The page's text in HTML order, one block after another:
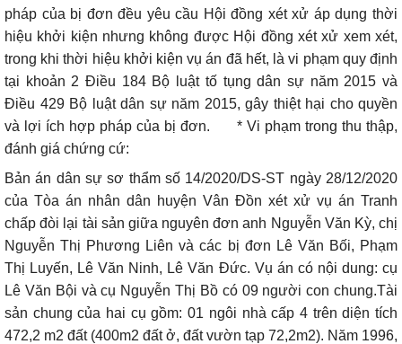
pháp của bị đơn đều yêu cầu Hội đồng xét xử áp dụng thời
hiệu khởi kiện nhưng không được Hội đồng xét xử xem xét,
trong khi thời hiệu khởi kiện vụ án đã hết, là vi phạm quy định
tại khoản 2 Điều 184 Bộ luật tố tụng dân sự năm 2015 và
Điều 429 Bộ luật dân sự năm 2015, gây thiệt hại cho quyền
và lợi ích hợp pháp của bị đơn.
* Vi phạm trong thu thập,
đánh giá chứng cứ:
Bản án dân sự sơ thẩm số 14/2020/DS-ST ngày 28/12/2020
của Tòa án nhân dân huyện Vân Đồn xét xử vụ án Tranh
chấp đòi lại tài sản giữa nguyên đơn anh Nguyễn Văn Kỳ, chị
Nguyễn Thị Phương Liên và các bị đơn Lê Văn Bối, Phạm
Thị Luyến, Lê Văn Ninh, Lê Văn Đức. Vụ án có nội dung: cụ
Lê Văn Bội và cụ Nguyễn Thị Bồ có 09 người con chung.Tài
sản chung của hai cụ gồm: 01 ngôi nhà cấp 4 trên diện tích
472,2 m2 đất (400m2 đất ở, đất vườn tạp 72,2m2). Năm 1996,